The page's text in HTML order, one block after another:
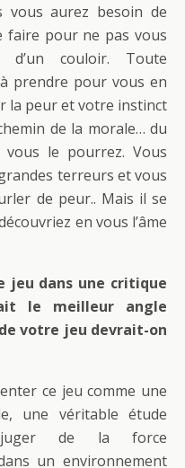
vous aurez besoin de
faire pour ne pas vous
couloir. Toute
prendre pour vous en
la peur et votre instinct
de la morale… du
le pourrez. Vous
terreurs et vous
de peur.. Mais il se
en vous l’âme
jeu dans une critique
le meilleur angle
votre jeu devrait-on
ce jeu comme une
une véritable étude
juger de la force
un environnement